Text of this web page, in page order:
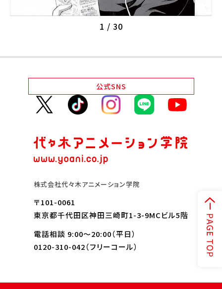
新着情報
Q&A・お問い合わせ
高校1・2年生の方へ
中学生の方へ
保護者の方へ
1 / 30
公式SNS
株式会社代々木アニメーション学院
〒101-0061
東京都千代田区神田三崎町1-3-9MCビル5階
電話相談 9:00～20:00（平日）
0120-310-042（フリーコール）